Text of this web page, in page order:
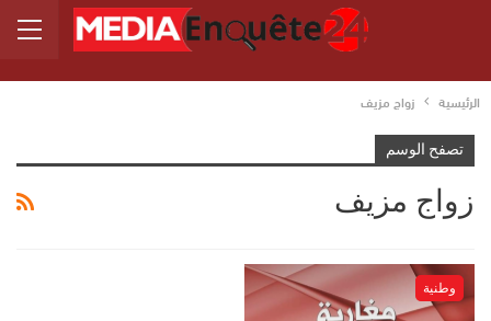
الرئيسية زواج مزيف
تصفح الوسم
زواج مزيف
وطنية